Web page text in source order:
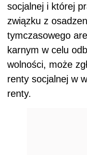
socjalnej i której
związku z
tymczasowego
karnym w celu
wolności, może
renty socjalnej w
renty.